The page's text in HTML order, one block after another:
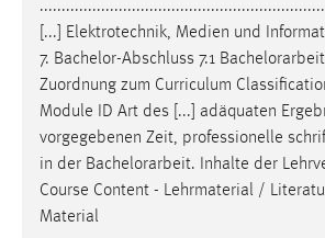
s
Bachelorarbeit
[...] Elektrotechnik, Medien und
7. Bachelor-Abschluss 7.1Bachelorarbeit
Zuordnung zum Curriculum
Module ID Art des [...] adäquaten
vorgegebenen Zeit, professionelle
Google Ads
Name:
_gcl_au
Anbieter:
Zweck: